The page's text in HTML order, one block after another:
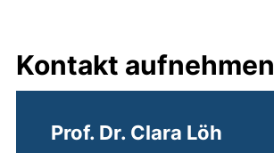
Kontakt aufnehmen
Prof. Dr. Clara Löh